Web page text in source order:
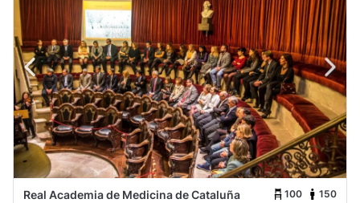
Real Academia de Medicina de Cataluña 100
150